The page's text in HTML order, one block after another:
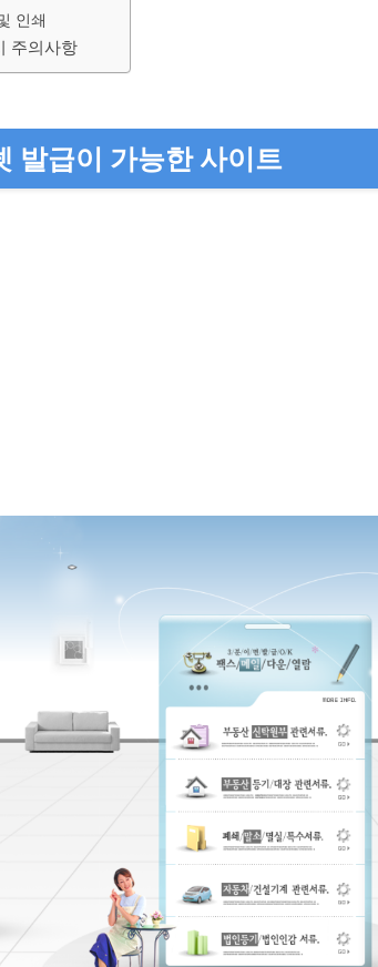
인쇄
주의사항
발급이 가능한 사이트